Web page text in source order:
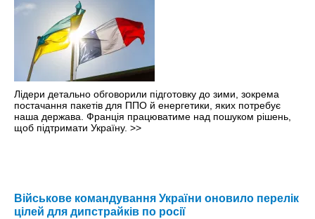
Лідери детально обговорили підготовку до зими, зокрема
постачання пакетів для ППО й енергетики, яких потребує
наша держава. Франція працюватиме над пошуком рішень,
щоб підтримати Україну. >>
Військове командування України оновило перелік
цілей для дипстрайків по росії